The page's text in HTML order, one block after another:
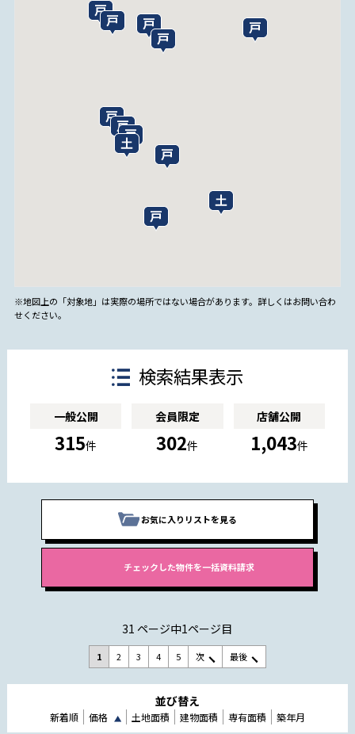
※地図上の「対象地」は実際の場所ではない場合があります。詳しくはお問い合わ
せください。
検索結果表示
一般公開
315件
会員限定
302件
店舗公開
1,043件
お気に入りリストを見る
31 ページ中1ページ目
1 2 3 4 5 次 最後
並び替え
新着順 価格 土地面積 建物面積 専有面積 築年月